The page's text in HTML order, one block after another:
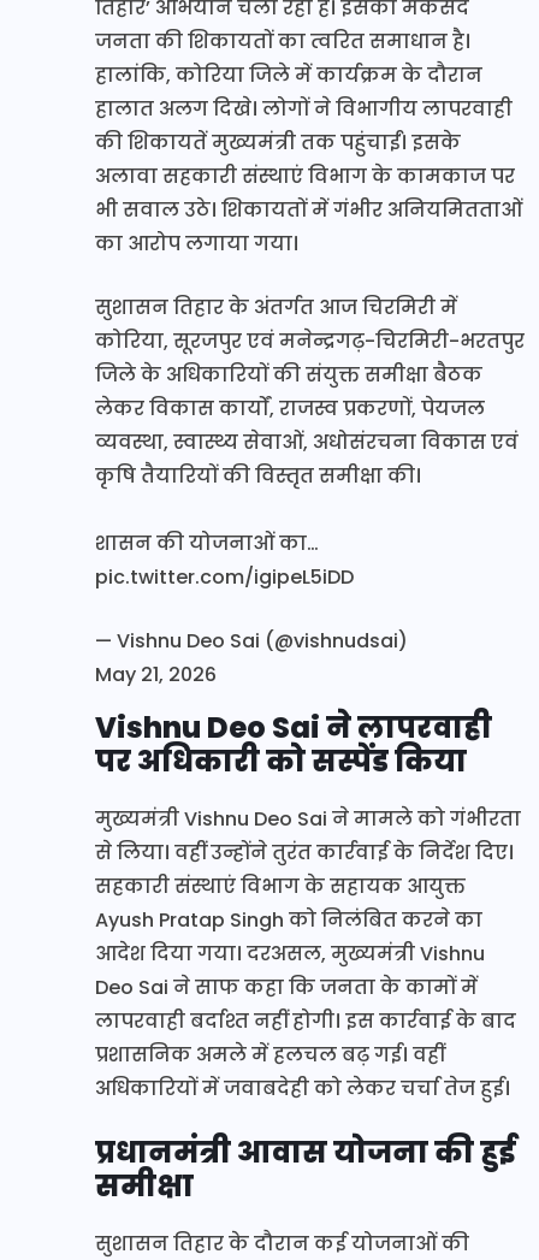
तिहार’ अभियान चला रही है। इसका मकसद
जनता की शिकायतों का त्वरित समाधान है।
हालांकि, कोरिया जिले में कार्यक्रम के दौरान
हालात अलग दिखे। लोगों ने विभागीय लापरवाही
की शिकायतें मुख्यमंत्री तक पहुंचाईं। इसके
अलावा सहकारी संस्थाएं विभाग के कामकाज पर
भी सवाल उठे। शिकायतों में गंभीर अनियमितताओं
का आरोप लगाया गया।
सुशासन तिहार के अंतर्गत आज चिरमिरी में
कोरिया, सूरजपुर एवं मनेन्द्रगढ़-चिरमिरी-भरतपुर
जिले के अधिकारियों की संयुक्त समीक्षा बैठक
लेकर विकास कार्यों, राजस्व प्रकरणों, पेयजल
व्यवस्था, स्वास्थ्य सेवाओं, अधोसंरचना विकास एवं
कृषि तैयारियों की विस्तृत समीक्षा की।
शासन की योजनाओं का…
pic.twitter.com/igipeL5iDD
— Vishnu Deo Sai (@vishnudsai)
May 21, 2026
Vishnu Deo Sai ने लापरवाही
पर अधिकारी को सस्पेंड किया
मुख्यमंत्री Vishnu Deo Sai ने मामले को गंभीरता
से लिया। वहीं उन्होंने तुरंत कार्रवाई के निर्देश दिए।
सहकारी संस्थाएं विभाग के सहायक आयुक्त
Ayush Pratap Singh को निलंबित करने का
आदेश दिया गया। दरअसल, मुख्यमंत्री Vishnu
Deo Sai ने साफ कहा कि जनता के कामों में
लापरवाही बर्दाश्त नहीं होगी। इस कार्रवाई के बाद
प्रशासनिक अमले में हलचल बढ़ गई। वहीं
अधिकारियों में जवाबदेही को लेकर चर्चा तेज हुई।
प्रधानमंत्री आवास योजना की हुई
समीक्षा
सुशासन तिहार के दौरान कई योजनाओं की